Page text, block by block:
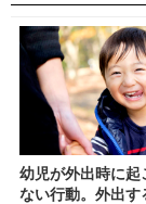
幼児が外出時に起
ない行動。外出す